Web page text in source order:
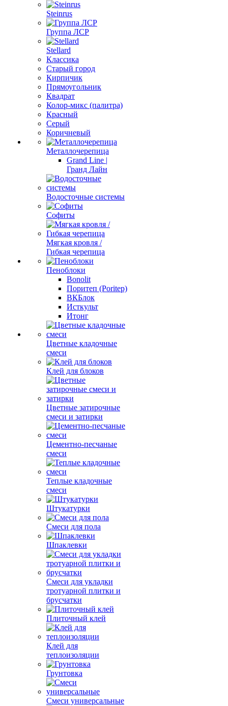
Steinrus
Группа ЛСР
Stellard
Классика
Старый город
Кирпичик
Прямоугольник
Квадрат
Колор-микс (палитра)
Красный
Серый
Коричневый
Металлочерепица
Grand Line |
Гранд Лайн
Водосточные системы
Софиты
Мягкая кровля /
Гибкая черепица
Пеноблоки
Bonolit
Поритеп (Poritep)
ВКБлок
Исткульт
Итонг
Цветные кладочные
смеси
Клей для блоков
Цветные затирочные
смеси и затирки
Цементно-песчаные
смеси
Теплые кладочные
смеси
Штукатурки
Смеси для пола
Шпаклевки
Смеси для укладки
тротуарной плитки и
брусчатки
Плиточный клей
Клей для
теплоизоляции
Грунтовка
Смеси универсальные